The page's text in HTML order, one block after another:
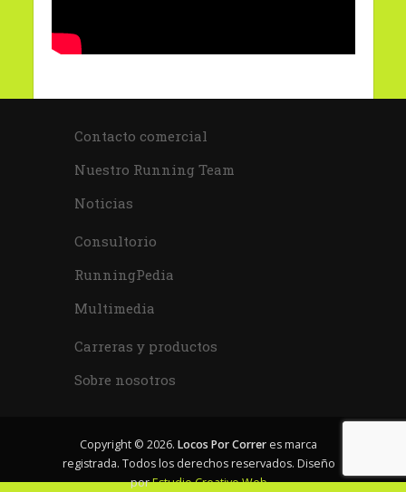
Contacto comercial
Nuestro Running Team
Noticias
Consultorio
RunningPedia
Multimedia
Carreras y productos
Sobre nosotros
Copyright © 2026. Locos Por Correr es marca
registrada. Todos los derechos reservados. Diseño
porEstudio Creativo Web